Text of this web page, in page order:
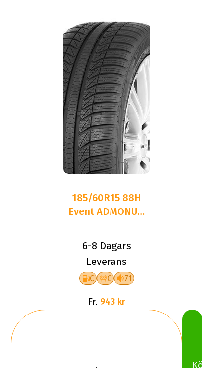
185/60R15 88H
Event ADMONUM
6-8 Dagars
Leverans
C C 71
Fr. 943 kr
Köp